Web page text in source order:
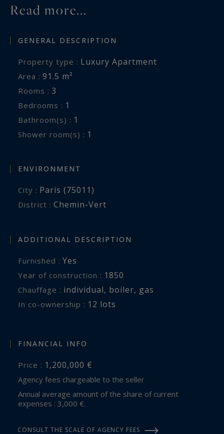
Read more...
GENERAL DESCRIPTION
Property type : Luxury Apartment
Area : 91.5 m²
Rooms : 3
Bedrooms : 1
Bathroom(s) : 1
Shower room(s) : 1
ENVIRONMENT
City : Paris (75011)
District : Chemin-Vert
ADDITIONAL DESCRIPTION
Furnished : Yes
Year of construction : 1850
Chauffage : individual, boiler, gas
In co-ownership : 12 lots
FINANCIAL INFO
Price : 1,200,000 €
Agency fees chargeable to the seller
Annual average amount of the share of current
expenses : 3,000 €.
CONSULT THE SCALE OF AGENCY FEES